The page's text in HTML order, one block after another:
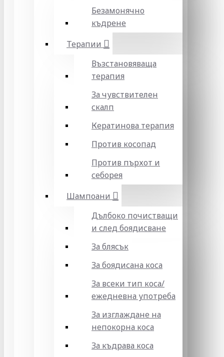
Безамонячно
къдрене
Терапии
Възстановяваща
терапия
За чувствителен
скалп
Кератинова терапия
Против косопад
Против пърхот и
себорея
Шампоани
Дълбоко почистващи
и след боядисване
За блясък
За боядисана коса
За всеки тип коса/
ежедневна употреба
За изглаждане на
непокорна коса
За къдрава коса